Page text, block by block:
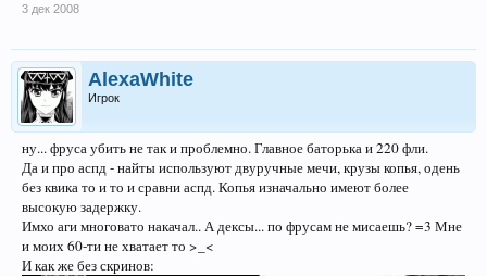
3 дек 2008
AlexaWhite
Игрок
ну... фруса убить не так и проблемно. Главное баторька и 220 фли.
Да и про аспд - найты используют двуручные мечи, крузы копья, одень
без квика то и то и сравни аспд. Копья изначально имеют более
высокую задержку.
Имхо аги многовато накачал.. А дексы... по фрусам не мисаешь? =3 Мне
и моих 60-ти не хватает то >_<
И как же без скринов: